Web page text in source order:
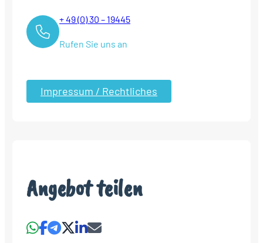
+ 49 (0) 30 – 19445
Rufen Sie uns an
Impressum / Rechtliches
Angebot teilen